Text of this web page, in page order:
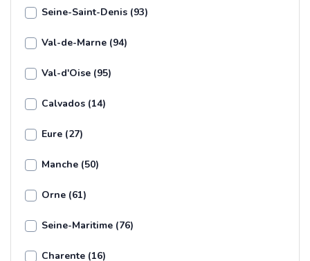
Seine-Saint-Denis (93)
Val-de-Marne (94)
Val-d'Oise (95)
Calvados (14)
Eure (27)
Manche (50)
Orne (61)
Seine-Maritime (76)
Charente (16)